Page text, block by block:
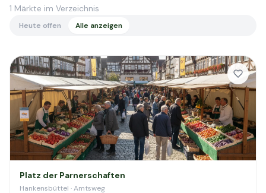
1 Märkte im Verzeichnis
Heute offen Alle anzeigen
Platz der Parnerschaften
Hankensbüttel · Amtsweg